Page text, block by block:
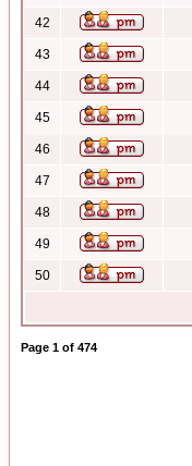
42
43
44
45
46
47
48
49
50
Page 1 of 474